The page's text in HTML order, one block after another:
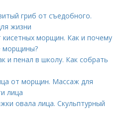
гриб от съедобного.
жизни
кисетных морщин. Как и почему
морщины?
и пенал в школу. Как собрать
от морщин. Массаж для
лица
овала лица. Скульптурный